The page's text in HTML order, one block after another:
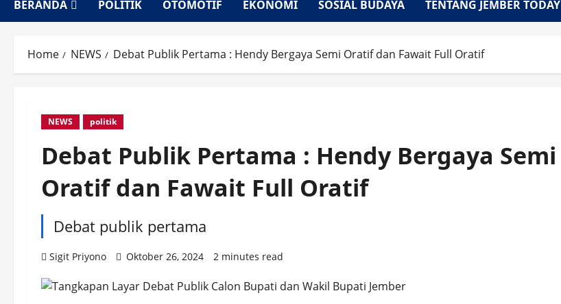
BERANDA POLITIK OTOMOTIF EKONOMI SOSIAL BUDAYA TENTANG JEMBER TODAY
Home NEWS Debat Publik Pertama : Hendy Bergaya Semi Oratif dan Fawait Full Oratif
NEWS politik
Debat Publik Pertama : Hendy Bergaya Semi
Oratif dan Fawait Full Oratif
Debat publik pertama
Sigit Priyono Oktober 26, 2024 2 minutes read